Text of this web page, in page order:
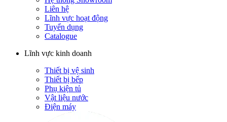
Liên hệ
Lĩnh vực hoạt động
Tuyển dụng
Catalogue
Lĩnh vực kinh doanh
Thiết bị vệ sinh
Thiết bị bếp
Phụ kiện tủ
Vật liệu nước
Điện máy